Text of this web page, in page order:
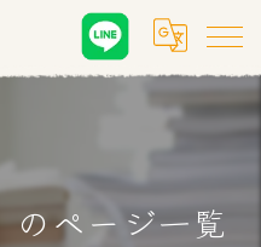
のページ一覧